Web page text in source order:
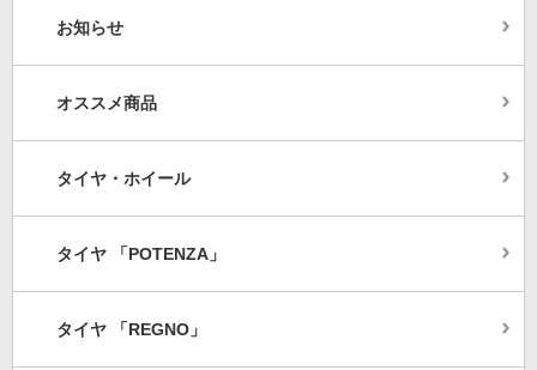
お知らせ
オススメ商品
タイヤ・ホイール
タイヤ 「POTENZA」
タイヤ 「REGNO」